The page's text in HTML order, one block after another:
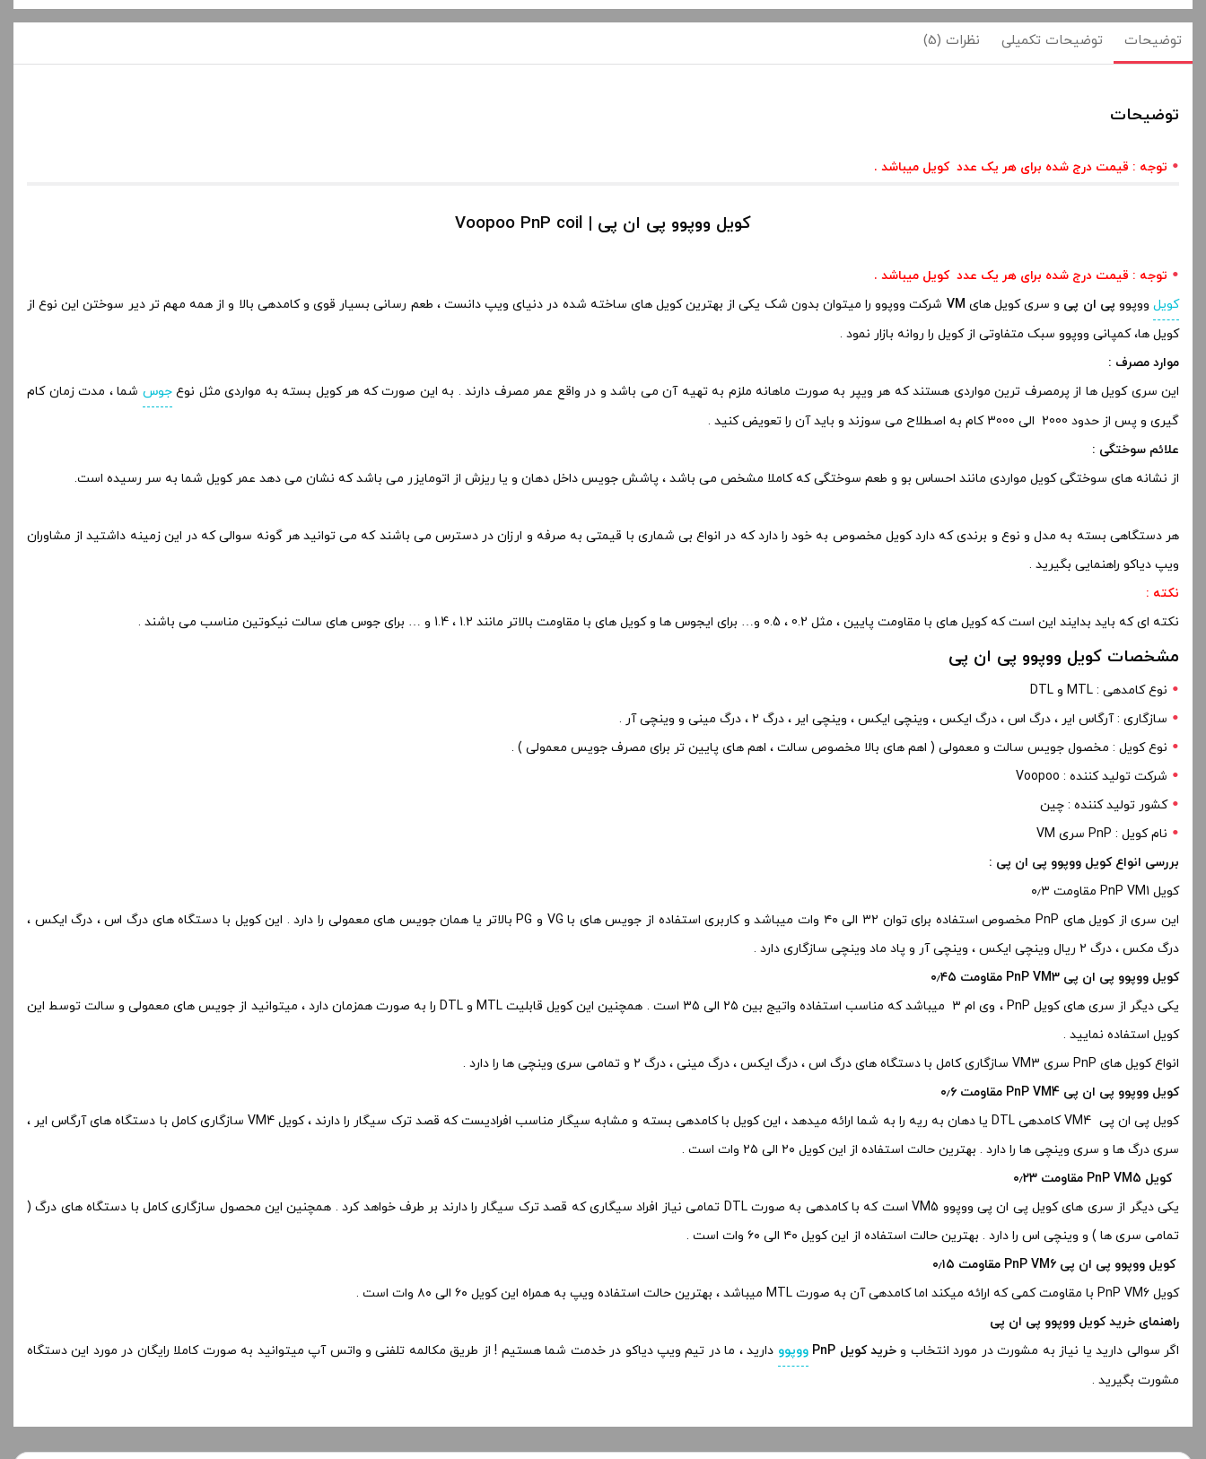
توضیحات توضیحات تکمیلی نظرات (5)
توضیحات
توجه : قیمت درج شده برای هر یک عدد کویل میباشد .
کویل ووپوو پی ان پی | Voopoo PnP coil
توجه : قیمت درج شده برای هر یک عدد کویل میباشد .
کویلووپوو پی ان پی و سری کویل های VM شرکت ووپوو را میتوان بدون شک یکی از بهترین کویل های ساخته شده در دنیای ویپ دانست ، طعم رسانی بسیار قوی و کامدهی بالا و از همه مهم تر دیر سوختن این نوع از
کویل ها، کمپانی ووپوو سبک متفاوتی از کویل را روانه بازار نمود .
موارد مصرف :
این سری کویل ها از پرمصرف ترین مواردی هستند که هر ویپر به صورت ماهانه ملزم به تهیه آن می باشد و در واقع عمر مصرف دارند . به این صورت که هر کویل بسته به مواردی مثل نوعجوس شما ، مدت زمان کام
گیری و پس از حدود 2000 الی 3000 کام به اصطلاح می سوزند و باید آن را تعویض کنید .
علائم سوختگی :
از نشانه های سوختگی کویل مواردی مانند احساس بو و طعم سوختگی که کاملا مشخص می باشد ، پاشش جویس داخل دهان و یا ریزش از اتومایزر می باشد که نشان می دهد عمر کویل شما به سر رسیده است.
هر دستگاهی بسته به مدل و نوع و برندی که دارد کویل مخصوص به خود را دارد که در انواع بی شماری با قیمتی به صرفه و ارزان در دسترس می باشند که می توانید هر گونه سوالی که در این زمینه داشتید از مشاوران
ویپ دیاکو راهنمایی بگیرید .
نکته :
نکته ای که باید بدایند این است که کویل های با مقاومت پایین ، مثل 0.2 ، 0.5 و… برای ایجوس ها و کویل های با مقاومت بالاتر مانند 1.2 ، 1.4 و … برای جوس های سالت نیکوتین مناسب می باشند .
مشخصات کویل ووپوو پی ان پی
نوع کامدهی : MTL و DTL
سازگاری : آرگاس ایر ، درگ اس ، درگ ایکس ، وینچی ایکس ، وینچی ایر ، درگ ۲ ، درگ مینی و وینچی آر .
نوع کویل : مخصول جویس سالت و معمولی ( اهم های بالا مخصوص سالت ، اهم های پایین تر برای مصرف جویس معمولی ) .
شرکت تولید کننده : Voopoo
کشور تولید کننده : چین
نام کویل : PnP سری VM
بررسی انواع کویل ووپوو پی ان پی :
کویل PnP VM1 مقاومت ۰٫۳
این سری از کویل های PnP مخصوص استفاده برای توان ۳۲ الی ۴۰ وات میباشد و کاربری استفاده از جویس های با VG و PG بالاتر یا همان جویس های معمولی را دارد . این کویل با دستگاه های درگ اس ، درگ ایکس ،
درگ مکس ، درگ ۲ ریال وینچی ایکس ، وینچی آر و پاد ماد وینچی سازگاری دارد .
کویل ووپوو پی ان پی PnP VM3 مقاومت ۰٫۴۵
یکی دیگر از سری های کویل PnP ، وی ام ۳ میباشد که مناسب استفاده واتیج بین ۲۵ الی ۳۵ است . همچنین این کویل قابلیت MTL و DTL را به صورت همزمان دارد ، میتوانید از جویس های معمولی و سالت توسط این
کویل استفاده نمایید .
انواع کویل های PnP سری VM3 سازگاری کامل با دستگاه های درگ اس ، درگ ایکس ، درگ مینی ، درگ ۲ و تمامی سری وینچی ها را دارد .
کویل ووپوو پی ان پی PnP VM4 مقاومت ۰٫۶
کویل پی ان پی VM4 کامدهی DTL یا دهان به ریه را به شما ارائه میدهد ، این کویل با کامدهی بسته و مشابه سیگار مناسب افرادیست که قصد ترک سیگار را دارند ، کویل VM4 سازگاری کامل با دستگاه های آرگاس ایر ،
سری درگ ها و سری وینچی ها را دارد . بهترین حالت استفاده از این کویل ۲۰ الی ۲۵ وات است .
کویل PnP VM5 مقاومت ۰٫۲۳
یکی دیگر از سری های کویل پی ان پی ووپوو VM5 است که با کامدهی به صورت DTL تمامی نیاز افراد سیگاری که قصد ترک سیگار را دارند بر طرف خواهد کرد . همچنین این محصول سازگاری کامل با دستگاه های درگ (
تمامی سری ها ) و وینچی اس را دارد . بهترین حالت استفاده از این کویل ۴۰ الی ۶۰ وات است .
کویل ووپوو پی ان پی PnP VM6 مقاومت ۰٫۱۵
کویل PnP VM6 با مقاومت کمی که ارائه میکند اما کامدهی آن به صورت MTL میباشد ، بهترین حالت استفاده ویپ به همراه این کویل ۶۰ الی ۸۰ وات است .
راهنمای خرید کویل ووپوو پی ان پی
اگر سوالی دارید یا نیاز به مشورت در مورد انتخاب و خرید کویل PnP ووپوو دارید ، ما در تیم ویپ دیاکو در خدمت شما هستیم ! از طریق مکالمه تلفنی و واتس آپ میتوانید به صورت کاملا رایگان در مورد این دستگاه
مشورت بگیرید .